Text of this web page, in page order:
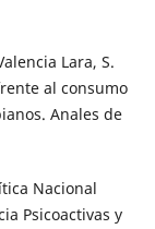
Lara, S.
al consumo
Anales de
Nacional
Psicoactivas y